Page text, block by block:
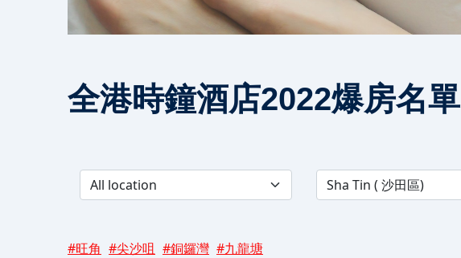
全港時鐘酒店2022爆房名單
#旺角 #尖沙咀 #銅鑼灣 #九龍塘